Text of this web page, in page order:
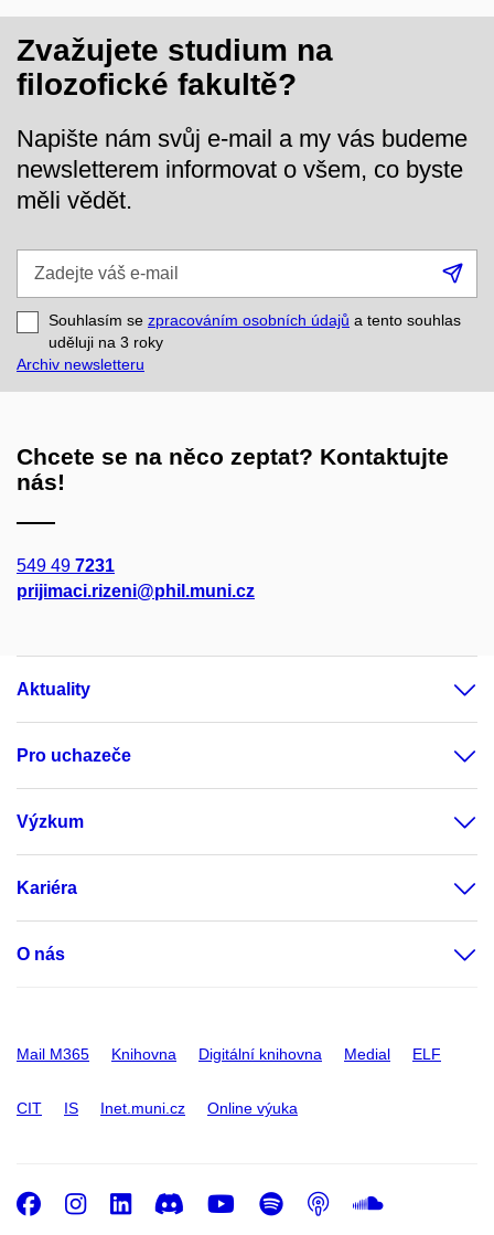
Zvažujete studium na
filozofické fakultě?
Napište nám svůj e-mail a my vás budeme
newsletterem informovat o všem, co byste
měli vědět.
e-
mail
Souhlasím se zpracováním osobních údajů a tento souhlas
uděluji na 3 roky
Archiv newsletteru
Chcete se na něco zeptat? Kontaktujte
nás!
549 49 7231
prijimaci.rizeni@phil.muni.cz
Aktuality
Pro uchazeče
Výzkum
Kariéra
O nás
Mail M365 Knihovna Digitální knihovna Medial ELF
CIT IS Inet.muni.cz Online výuka
Facebook
Instagram
LinkedIn
DiscordYoutube
Spotify
Podcast